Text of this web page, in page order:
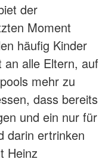
der
Moment
häufig Kinder
an alle Eltern, auf
mehr zu
dass bereits
und ein nur für
darin ertrinken
Heinz